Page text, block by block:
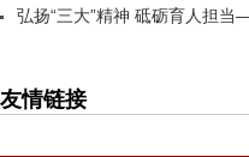
弘扬“三大”精神 砥砺育人担当
友情链接